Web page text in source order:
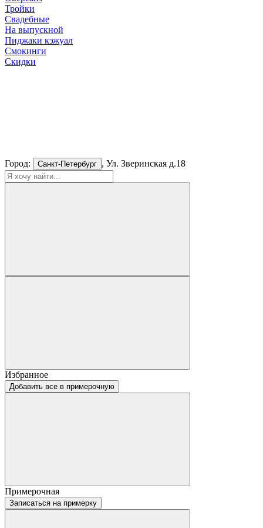
Тройки
Свадебные
На выпускной
Пиджаки кэжуал
Смокинги
Скидки
Город: Санкт-Петербург , Ул. Зверинская д.18
Избранное
Добавить все в примерочную
Примерочная
Записаться на примерку